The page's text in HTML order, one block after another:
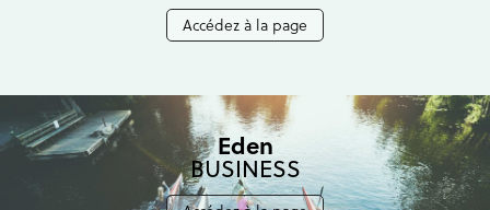
Accédez à la page
Eden
BUSINESS